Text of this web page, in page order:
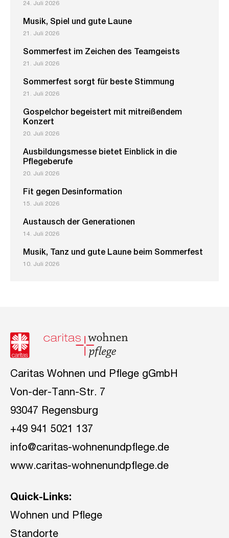
24. Juli 2026
Musik, Spiel und gute Laune
21. Juli 2026
Sommerfest im Zeichen des Teamgeists
21. Juli 2026
Sommerfest sorgt für beste Stimmung
21. Juli 2026
Gospelchor begeistert mit mitreißendem
Konzert
20. Juli 2026
Ausbildungsmesse bietet Einblick in die
Pflegeberufe
20. Juli 2026
Fit gegen Desinformation
15. Juli 2026
Austausch der Generationen
14. Juli 2026
Musik, Tanz und gute Laune beim Sommerfest
10. Juli 2026
Caritas Wohnen und Pflege gGmbH
Von-der-Tann-Str. 7
93047 Regensburg
+49 941 5021 137
info@caritas-wohnenundpflege.de
www.caritas-wohnenundpflege.de
Quick-Links:
Wohnen und Pflege
Standorte